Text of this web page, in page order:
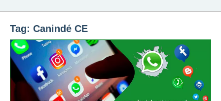
Tag: Canindé CE